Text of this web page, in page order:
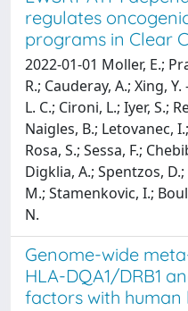
regulates
programs in Clear
2022-01-01 Moller, E.;
R.; Cauderay, A.; Xing,
L. C.; Cironi, L.; Iyer, S.;
Naigles, B.; Letovanec,
Rosa, S.; Sessa, F.;
Digklia, A.; Spentzos,
M.; Stamenkovic, I.;
N.
Genome-wide
HLA-DQA1/DRB1
factors with human